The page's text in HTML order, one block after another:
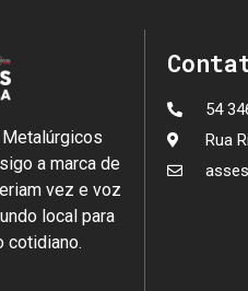
a marca de
vez e voz
local para
cotidiano.
54
Rua